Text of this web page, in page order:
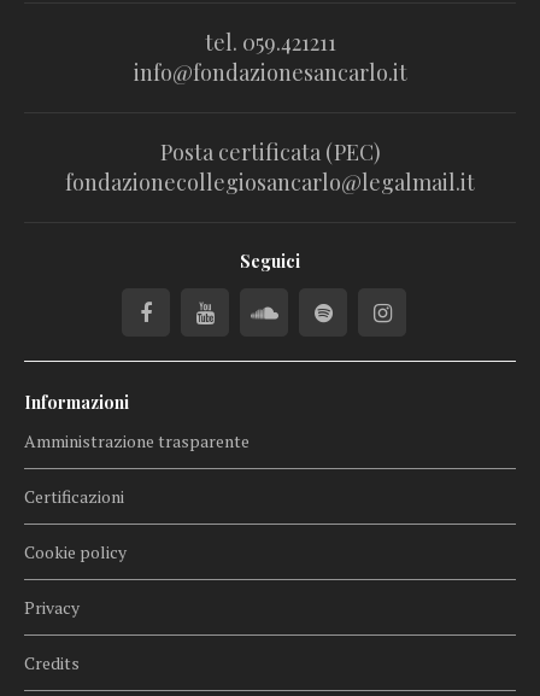
tel. 059.421211
info@fondazionesancarlo.it
Posta certificata (PEC)
fondazionecollegiosancarlo@legalmail.it
Seguici
Informazioni
Amministrazione trasparente
Certificazioni
Cookie policy
Privacy
Credits